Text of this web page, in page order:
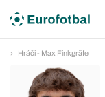
Hráči - Max Finkgräfe